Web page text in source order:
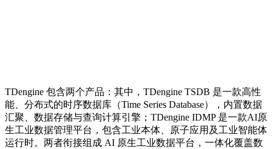
TDengine 包含两个产品：其中，TDengine TSDB 是一款高性
能、分布式的时序数据库（Time Series Database），内置数据
汇聚、数据存储与查询计算引擎；TDengine IDMP 是一款AI原
生工业数据管理平台，包含工业本体、原子应用及工业智能体
运行时。两者衔接组成 AI 原生工业数据平台，一体化覆盖数